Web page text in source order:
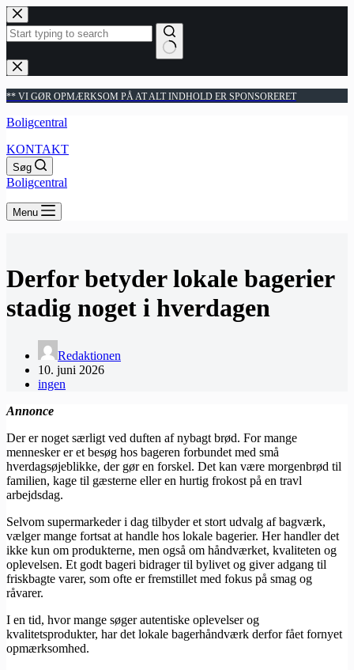
Fortsæt
til
indhold
Ingen
resultater
** VI GØR OPMÆRKSOM PÅ AT ALT INDHOLD ER SPONSORERET
Boligcentral
KONTAKT
Søg
Boligcentral
Menu
Derfor betyder lokale bagerier
stadig noget i hverdagen
Redaktionen
10. juni 2026
ingen
Annonce
Der er noget særligt ved duften af nybagt brød. For mange
mennesker er et besøg hos bageren forbundet med små
hverdagsøjeblikke, der gør en forskel. Det kan være morgenbrød til
familien, kage til gæsterne eller en hurtig frokost på en travl
arbejdsdag.
Selvom supermarkeder i dag tilbyder et stort udvalg af bagværk,
vælger mange fortsat at handle hos lokale bagerier. Her handler det
ikke kun om produkterne, men også om håndværket, kvaliteten og
oplevelsen. Et godt bageri bidrager til bylivet og giver adgang til
friskbagte varer, som ofte er fremstillet med fokus på smag og
råvarer.
I en tid, hvor mange søger autentiske oplevelser og
kvalitetsprodukter, har det lokale bagerhåndværk derfor fået fornyet
opmærksomhed.